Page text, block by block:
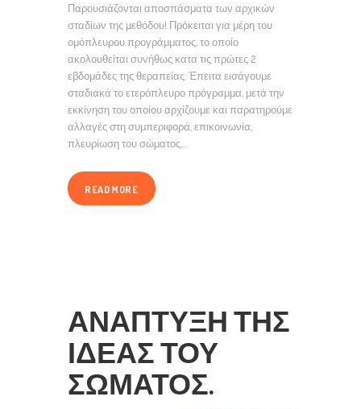
Παρουσιάζονται αποσπάσματα των αρχικών
σταδίων της μεθόδου! Πρόκειται για μέρη του
ομόπλευρου προγράμματος, το οποίο
ακολουθείται συνήθως κατα τις πρώτες 2
εβδομάδες της θεραπείας. Έπειτα εισάγουμε
σταδιακά το ετερόπλευρο πρόγραμμα, μετά την
εκκίνηση του οποίου αρχίζουμε και παρατηρούμε
αλλαγές στη συμπεριφορά, επικοινωνία,
πλευρίωση του σώματος,…
READ MORE
ΑΝΆΠΤΥΞΗ ΤΗΣ
ΙΔΈΑΣ ΤΟΥ
ΣΏΜΑΤΟΣ.